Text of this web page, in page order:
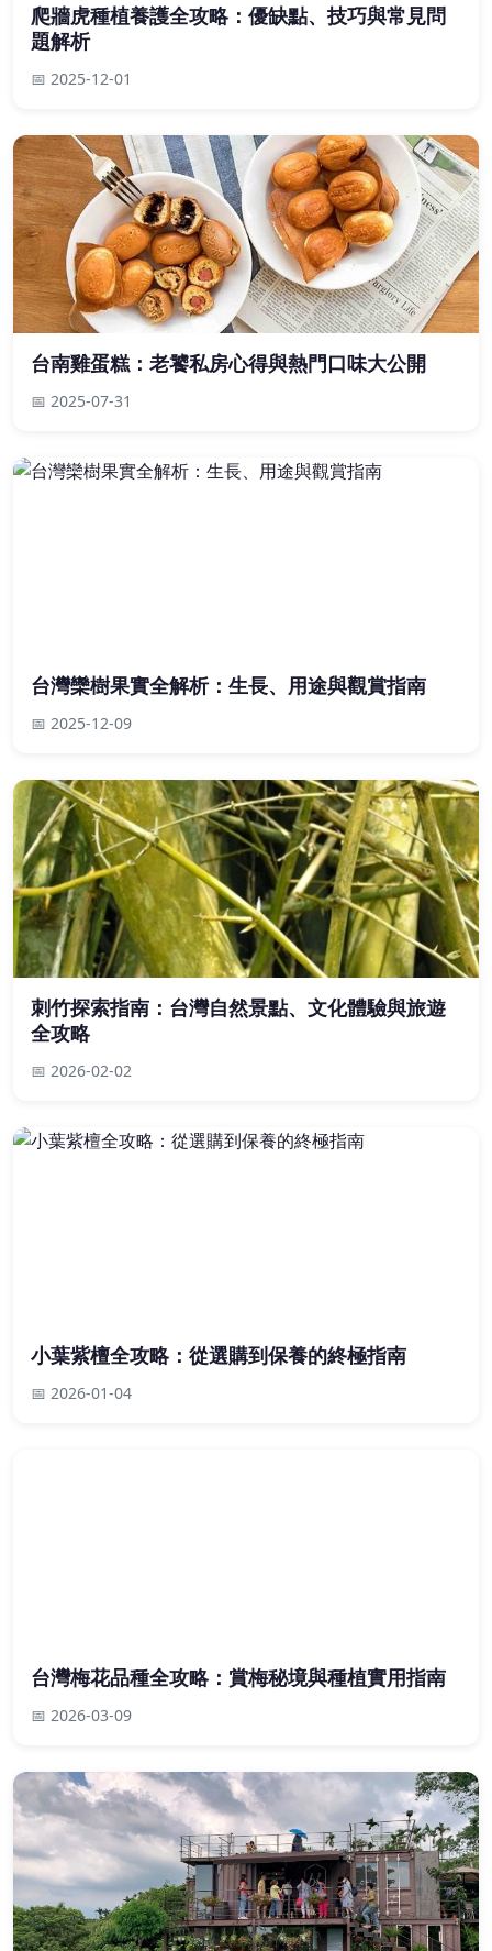
爬牆虎種植養護全攻略：優缺點、技巧與常見問
題解析
📅 2025-12-01
台南雞蛋糕：老饕私房心得與熱門口味大公開
📅 2025-07-31
台灣欒樹果實全解析：生長、用途與觀賞指南
📅 2025-12-09
刺竹探索指南：台灣自然景點、文化體驗與旅遊
全攻略
📅 2026-02-02
小葉紫檀全攻略：從選購到保養的終極指南
📅 2026-01-04
台灣梅花品種全攻略：賞梅秘境與種植實用指南
📅 2026-03-09